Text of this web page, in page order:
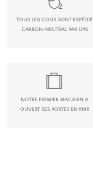
TOUS LES COLIS SONT EXPÉDIÉ
CARBON-NEUTRAL PAR UPS
NOTRE PREMIER MAGASIN A
OUVERT SES PORTES EN 1996